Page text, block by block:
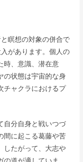
瞑想の対象の併合で
があります。個人の
時、意識、潜在意
の状態は宇宙的な身
チャクラにおけるプ
自分自身と戦いつづ
間に起こる葛藤や苦
したがって、大志や